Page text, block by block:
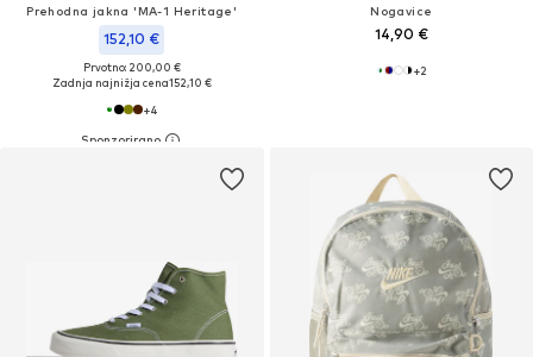
Prehodna jakna 'MA-1 Heritage'
152,10 €
Prvotno: 200,00 €
Zadnja najnižja cena152,10 €
+4
Nogavice
14,90 €
+2